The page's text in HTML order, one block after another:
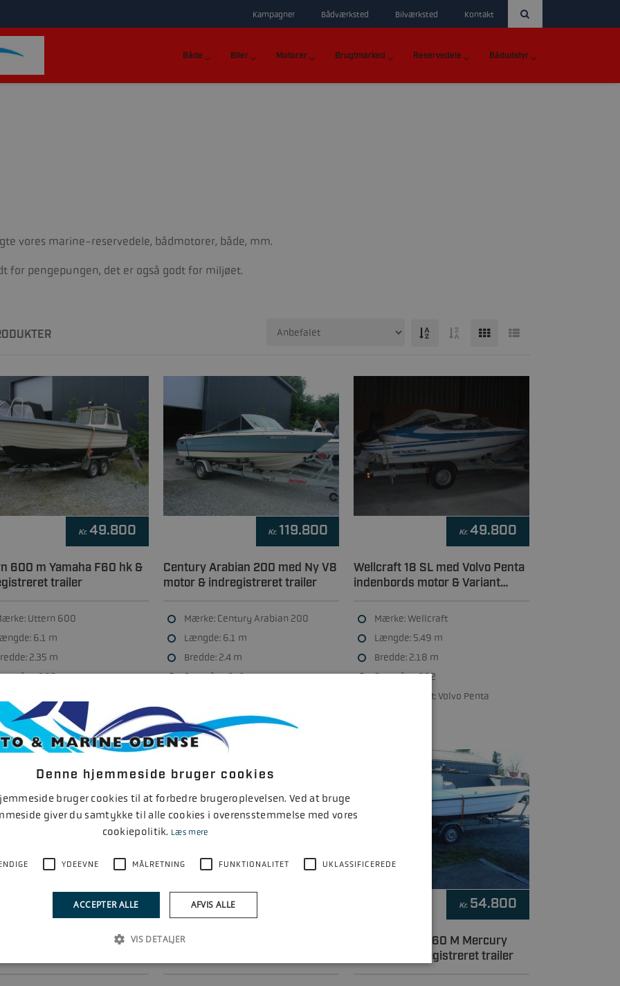
Kampagner Bådværksted Bilværksted Kontakt
Både Biler Motorer Brugtmarked Reservedele Bådudstyr
vores marine-reservedele, bådmotorer, både, mm.
for pengepungen, det er også godt for miljøet.
Kr.49.800
600 m Yamaha F60 hk &
trailer
Uttern 600
6.1 m
2.35 m
år: 1995
årgang: 2006
Kr. 119.800
Century Arabian 200 med Ny V8
motor & indregistreret trailer
Mærke: Century Arabian 200
Længde: 6.1 m
Bredde: 2.4 m
Søsat år: 1979
Kr.49.800
Wellcraft 18 SL med Volvo Penta
indenbords motor & Variant
Mærke: Wellcraft
Længde: 5.49 m
Bredde: 2.18 m
Søsat år: 1992
Motorfabrikat: Volvo Penta
Kr.99.800
500 kabinebåd m
Quicksilver Alu Rib Sport HD 420
Kr. 54.800
Ryds Dogger 560 M Mercury
F60 hk & indregistreret trailer
Denne hjemmeside bruger cookies
bruger cookies til at forbedre brugeroplevelsen. Ved at bruge
giver du samtykke til alle cookies i overensstemmelse med vores
cookiepolitik. Læs mere
YDEEVNE MÅLRETNING FUNKTIONALITET UKLASSIFICEREDE
ACCEPTER ALLE AFVIS ALLE
VIS DETALJER